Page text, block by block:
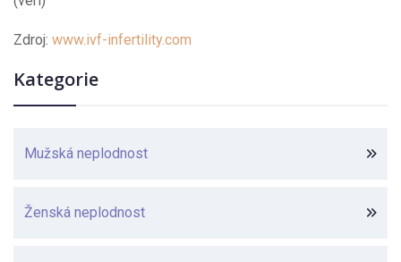
Zdroj: www.ivf-infertility.com
Kategorie
Mužská neplodnost
Ženská neplodnost